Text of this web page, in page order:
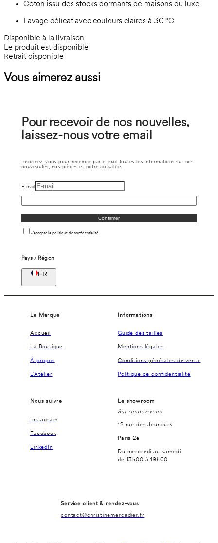
Coton issu des stocks dormants de maisons du luxe
Lavage délicat avec couleurs claires à 30 °C
Disponible à la livraison
Le produit est disponible
Retrait disponible
Vous aimerez aussi
Pour recevoir de nos nouvelles,
laissez-nous votre email
Inscrivez-vous pour recevoir par e-mail toutes les informations sur nos
nouveautés, nos pièces et notre actualité.
Pays / Région
FR
E-mail
J'accepte la politique de confidentialité
Confirmer
La Marque Informations
Nous suivre
Le showroom
Sur rendez-vous
12 rue des Jeuneurs
Paris 2e
Du mercredi au samedi
de 13h00 à 19h00
Accueil Guide des tailles
Instagram
La Boutique Mentions légales
Facebook
À propos Conditions générales de vente
LinkedIn
L'Atelier Politique de confidentialité
Service client & rendez-vous
contact@christinemercadier.fr